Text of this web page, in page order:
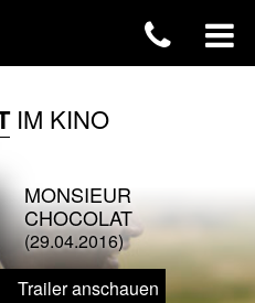
IM KINO
MONSIEUR
CHOCOLAT
(29.04.2016)
Trailer anschauen